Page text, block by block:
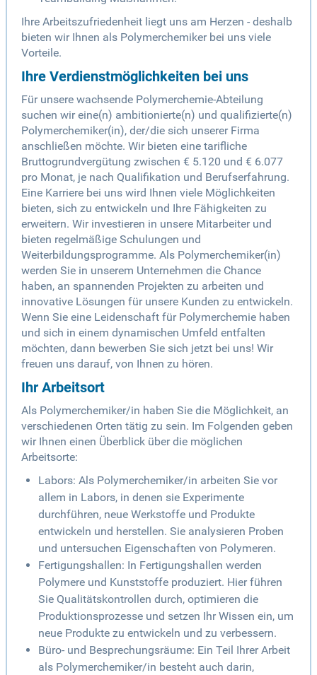
Ihre Arbeitszufriedenheit liegt uns am Herzen - deshalb
bieten wir Ihnen als Polymerchemiker bei uns viele
Vorteile.
Ihre Verdienstmöglichkeiten bei uns
Für unsere wachsende Polymerchemie-Abteilung
suchen wir eine(n) ambitionierte(n) und qualifizierte(n)
Polymerchemiker(in), der/die sich unserer Firma
anschließen möchte. Wir bieten eine tarifliche
Bruttogrundvergütung zwischen € 5.120 und € 6.077
pro Monat, je nach Qualifikation und Berufserfahrung.
Eine Karriere bei uns wird Ihnen viele Möglichkeiten
bieten, sich zu entwickeln und Ihre Fähigkeiten zu
erweitern. Wir investieren in unsere Mitarbeiter und
bieten regelmäßige Schulungen und
Weiterbildungsprogramme. Als Polymerchemiker(in)
werden Sie in unserem Unternehmen die Chance
haben, an spannenden Projekten zu arbeiten und
innovative Lösungen für unsere Kunden zu entwickeln.
Wenn Sie eine Leidenschaft für Polymerchemie haben
und sich in einem dynamischen Umfeld entfalten
möchten, dann bewerben Sie sich jetzt bei uns! Wir
freuen uns darauf, von Ihnen zu hören.
Ihr Arbeitsort
Als Polymerchemiker/in haben Sie die Möglichkeit, an
verschiedenen Orten tätig zu sein. Im Folgenden geben
wir Ihnen einen Überblick über die möglichen
Arbeitsorte:
Labors: Als Polymerchemiker/in arbeiten Sie vor
allem in Labors, in denen sie Experimente
durchführen, neue Werkstoffe und Produkte
entwickeln und herstellen. Sie analysieren Proben
und untersuchen Eigenschaften von Polymeren.
Fertigungshallen: In Fertigungshallen werden
Polymere und Kunststoffe produziert. Hier führen
Sie Qualitätskontrollen durch, optimieren die
Produktionsprozesse und setzen Ihr Wissen ein, um
neue Produkte zu entwickeln und zu verbessern.
Büro- und Besprechungsräume: Ein Teil Ihrer Arbeit
als Polymerchemiker/in besteht auch darin,